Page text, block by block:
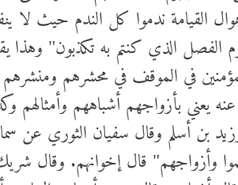
القيامة ندموا كل الندم حيث لا
الفصل الذي كنتم به تكذبون" وهذا
في الموقف في محشرهم
يعني بأزواجهم أشباههم
وزيد بن أسلم وقال سفيان الثوري
وأزواجهم" قال إخوانهم. وقال